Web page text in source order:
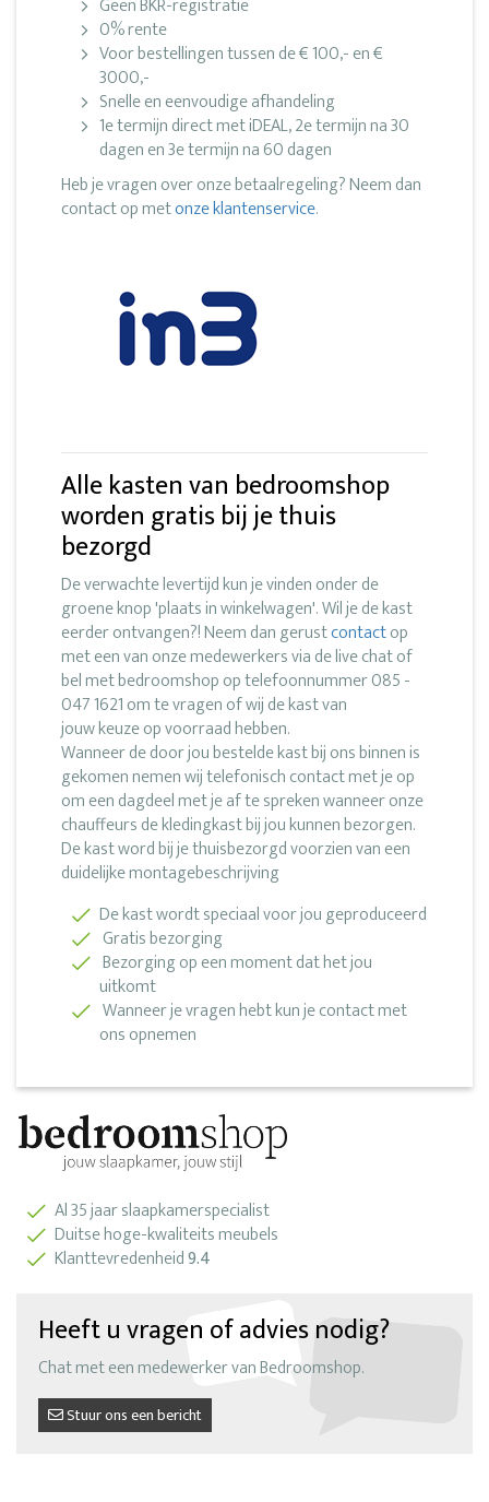
Geen BKR-registratie
0% rente
Voor bestellingen tussen de € 100,- en €
3000,-
Snelle en eenvoudige afhandeling
1e termijn direct met iDEAL, 2e termijn na 30
dagen en 3e termijn na 60 dagen
Heb je vragen over onze betaalregeling? Neem dan
contact op metonze klantenservice.
Alle kasten van bedroomshop
worden gratis bij je thuis
bezorgd
De verwachte levertijd kun je vinden onder de
groene knop 'plaats in winkelwagen'. Wil je de kast
eerder ontvangen?! Neem dan gerustcontactop
met een van onze medewerkers via de live chat of
bel met bedroomshop op telefoonnummer 085 -
047 1621 om te vragen of wij de kast van
jouw keuze op voorraad hebben.
Wanneer de door jou bestelde kast bij ons binnen is
gekomen nemen wij telefonisch contact met je op
om een dagdeel met je af te spreken wanneer onze
chauffeurs de kledingkast bij jou kunnen bezorgen.
De kast word bij je thuisbezorgd voorzien van een
duidelijke montagebeschrijving
De kast wordt speciaal voor jou geproduceerd
Gratis bezorging
Bezorging op een moment dat het jou
uitkomt
Wanneer je vragen hebt kun je contact met
ons opnemen
Al 35 jaar slaapkamerspecialist
Duitse hoge-kwaliteits meubels
Klanttevredenheid9.4
Heeft u vragen of advies nodig?
Chat met een medewerker van Bedroomshop.
Stuur ons een bericht